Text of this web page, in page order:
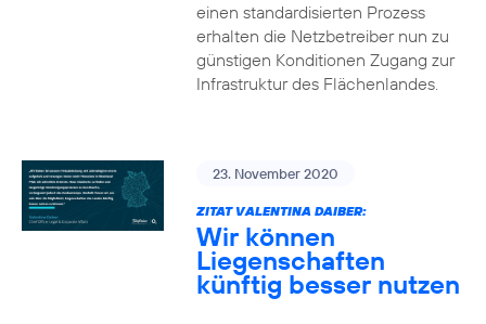
einen standardisierten Prozess
erhalten die Netzbetreiber nun zu
günstigen Konditionen Zugang zur
Infrastruktur des Flächenlandes.
23. November 2020
ZITAT VALENTINA DAIBER:
Wir können
Liegenschaften
künftig besser nutzen